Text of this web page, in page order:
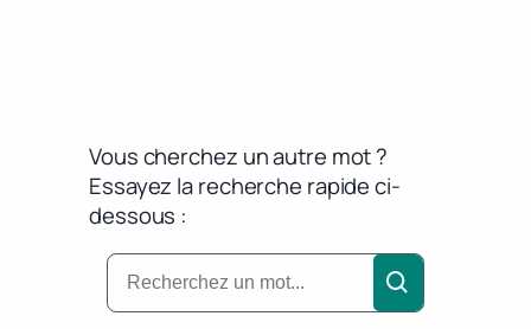
Vous cherchez un autre mot ?
Essayez la recherche rapide ci-
dessous :